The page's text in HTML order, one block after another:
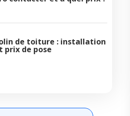
de toiture : installation
prix de pose